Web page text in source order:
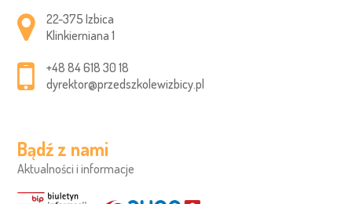
Adres pocztowy:
22-375 Izbica
Klinkierniana 1
+48 84 618 30 18
dyrektor@przedszkolewizbicy.pl
Bądź z nami
Aktualności i informacje